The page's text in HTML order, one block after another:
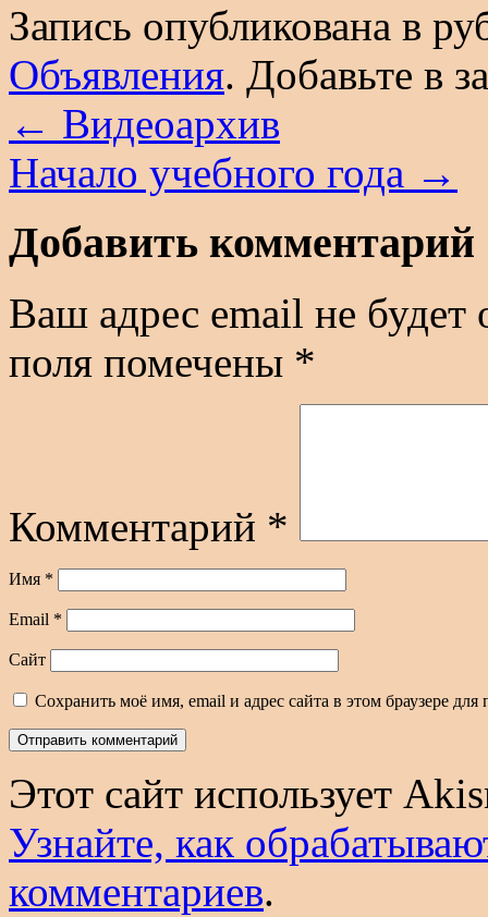
Запись опубликована в
Объявления. Добавьте в
← Видеоархив
Начало учебного года →
Добавить комментарий
Ваш адрес email не будет
поля помечены *
Комментарий *
Имя *
Email *
Сайт
Сохранить моё имя, email и адрес сайта в этом браузере
Этот сайт использует
Узнайте, как
комментариев.